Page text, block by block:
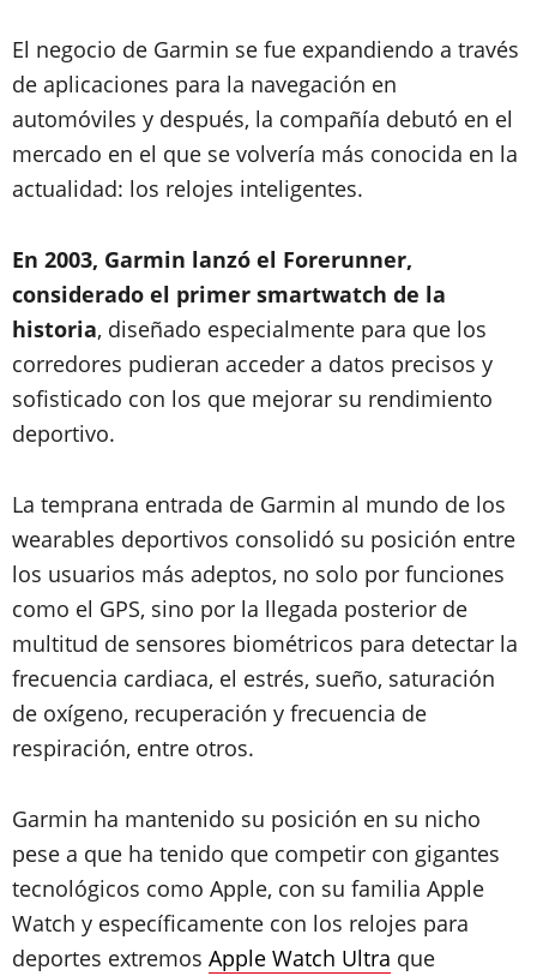
El negocio de Garmin se fue expandiendo a través
de aplicaciones para la navegación en
automóviles y después, la compañía debutó en el
mercado en el que se volvería más conocida en la
actualidad: los relojes inteligentes.
En 2003, Garmin lanzó el Forerunner,
considerado el primer smartwatch de la
historia, diseñado especialmente para que los
corredores pudieran acceder a datos precisos y
sofisticado con los que mejorar su rendimiento
deportivo.
La temprana entrada de Garmin al mundo de los
wearables deportivos consolidó su posición entre
los usuarios más adeptos, no solo por funciones
como el GPS, sino por la llegada posterior de
multitud de sensores biométricos para detectar la
frecuencia cardiaca, el estrés, sueño, saturación
de oxígeno, recuperación y frecuencia de
respiración, entre otros.
Garmin ha mantenido su posición en su nicho
pese a que ha tenido que competir con gigantes
tecnológicos como Apple, con su familia Apple
Watch y específicamente con los relojes para
deportes extremos Apple Watch Ultra que